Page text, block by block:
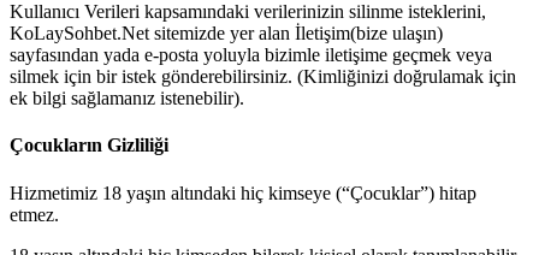
Kullanıcı Verileri kapsamındaki verilerinizin silinme isteklerini,
KoLaySohbet.Net sitemizde yer alan İletişim(bize ulaşın)
sayfasından yada e-posta yoluyla bizimle iletişime geçmek veya
silmek için bir istek gönderebilirsiniz. (Kimliğinizi doğrulamak için
ek bilgi sağlamanız istenebilir).
Çocukların Gizliliği
Hizmetimiz 18 yaşın altındaki hiç kimseye (“Çocuklar”) hitap
etmez.